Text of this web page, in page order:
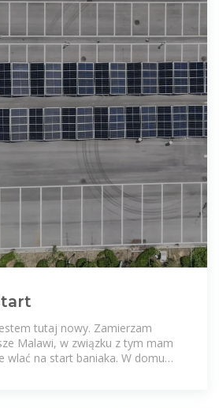
tutaj nowy. Zamierzam
Malawi, w związku z tym mam
wlać na start baniaka. W domu